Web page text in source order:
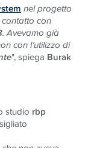
nel progetto
con
. Avevamo già
con l’utilizzo di
", spiega Burak
studio rbp